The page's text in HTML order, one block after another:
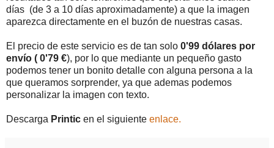
días (de 3 a 10 días aproximadamente) a que la imagen
aparezca directamente en el buzón de nuestras casas.
El precio de este servicio es de tan solo 0'99 dólares por
envío ( 0'79 €), por lo que mediante un pequeño gasto
podemos tener un bonito detalle con alguna persona a la
que queramos sorprender, ya que ademas podemos
personalizar la imagen con texto.
Descarga Printic en el siguiente enlace.